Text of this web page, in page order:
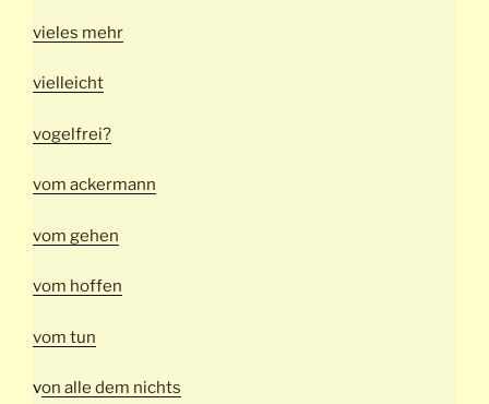
vieles mehr
vielleicht
vogelfrei?
vom ackermann
vom gehen
vom hoffen
vom tun
von alle dem nichts